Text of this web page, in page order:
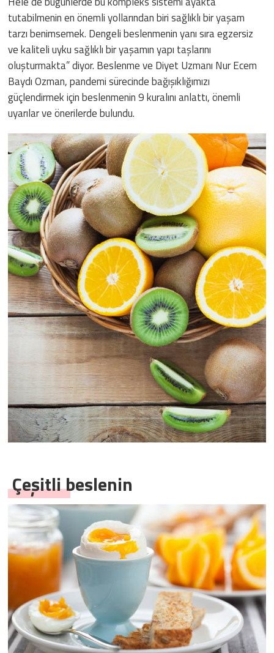
tutabilmenin en önemli yollarından biri sağlıklı bir yaşam
tarzı benimsemek. Dengeli beslenmenin yanı sıra egzersiz
ve kaliteli uyku sağlıklı bir yaşamın yapı taşlarını
oluşturmakta” diyor. Beslenme ve Diyet Uzmanı Nur Ecem
Baydı Ozman, pandemi sürecinde bağışıklığımızı
güçlendirmek için beslenmenin 9 kuralını anlattı, önemli
uyarılar ve önerilerde bulundu.
Çeşitli beslenin